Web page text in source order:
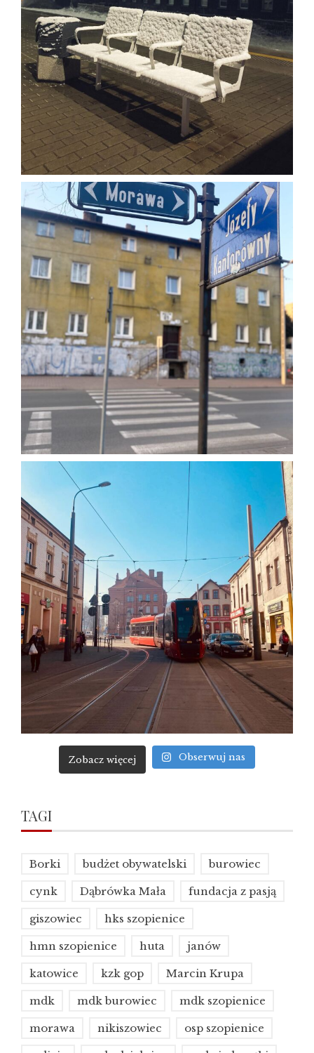
Zobacz więcej Obserwuj nas
TAGI
Borki budżet obywatelski burowiec
cynk Dąbrówka Mała fundacja z pasją
giszowiec hks szopienice
hmn szopienice huta janów
katowice kzk gop Marcin Krupa
mdk mdk burowiec mdk szopienice
morawa nikiszowiec osp szopienice